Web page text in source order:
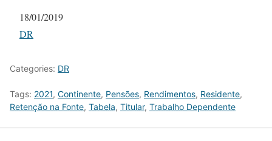
Date
18/01/2019
In relation to
DR
Categories: DR
Tags: 2021, Continente, Pensões, Rendimentos, Residente,
Retenção na Fonte, Tabela, Titular, Trabalho Dependente